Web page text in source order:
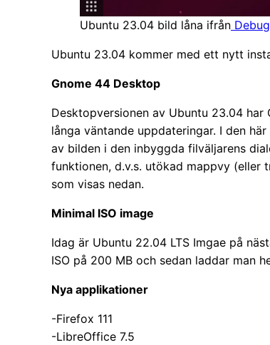
Ubuntu 23.04 bild låna ifrån
Ubuntu 23.04 kommer med ett nytt
Gnome 44 Desktop
Desktopversionen av Ubuntu 23.04 har
långa väntande uppdateringar. I den
av bilden i den inbyggda filväljarens
funktionen, d.v.s. utökad mappvy (eller
som visas nedan.
Minimal ISO image
Idag är Ubuntu 22.04 LTS Imgae på
ISO på 200 MB och sedan laddar man
Nya applikationer
-Firefox 111
-LibreOffice 7.5